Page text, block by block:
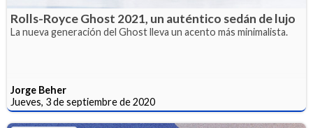
Rolls-Royce Ghost 2021, un auténtico sedán de lujo
La nueva generación del Ghost lleva un acento más minimalista.
Jorge Beher
Jueves, 3 de septiembre de 2020